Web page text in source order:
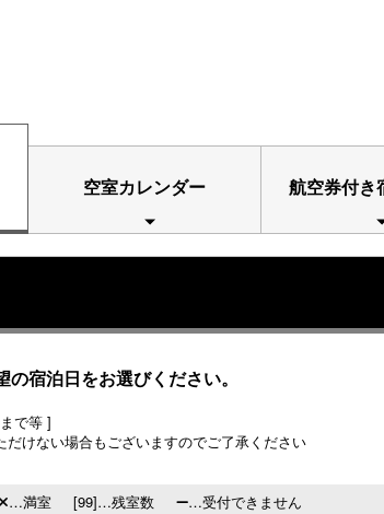
空室カレンダー 航空券付き
宿泊日をお選びください。
で等 ]
けない場合もございますのでご了承ください
…満室 [99]…残室数 …受付できません